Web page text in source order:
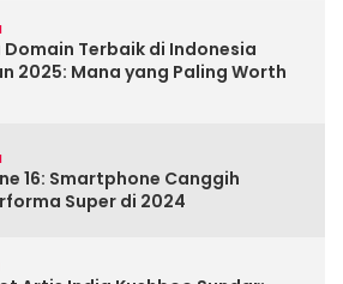
Domain Terbaik di Indonesia
2025: Mana yang Paling Worth
16: Smartphone Canggih
Super di 2024